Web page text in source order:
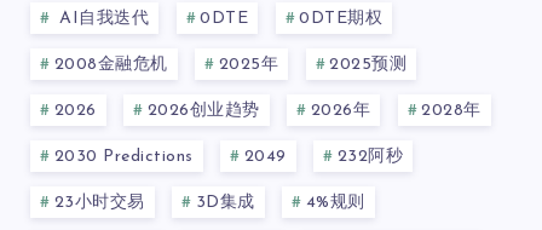
AI自我迭代 0DTE 0DTE期权
2008金融危机 2025年 2025预测
2026 2026创业趋势 2026年 2028年
2030 Predictions 2049 232阿秒
23小时交易 3D集成 4%规则